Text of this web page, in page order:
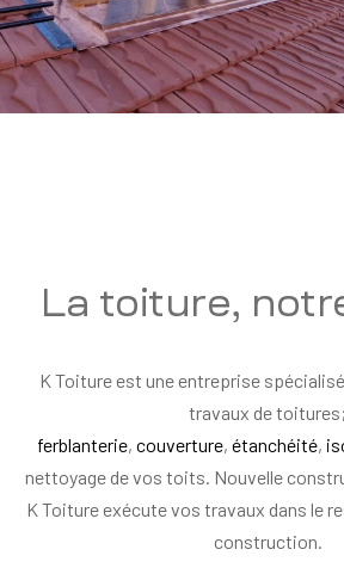
La toiture,
K Toiture est une entreprise
travaux de toitures;
ferblanterie, couverture, étanchéité,
nettoyage de vos toits. Nouvelle
K Toiture exécute vos travaux dans le
construction.